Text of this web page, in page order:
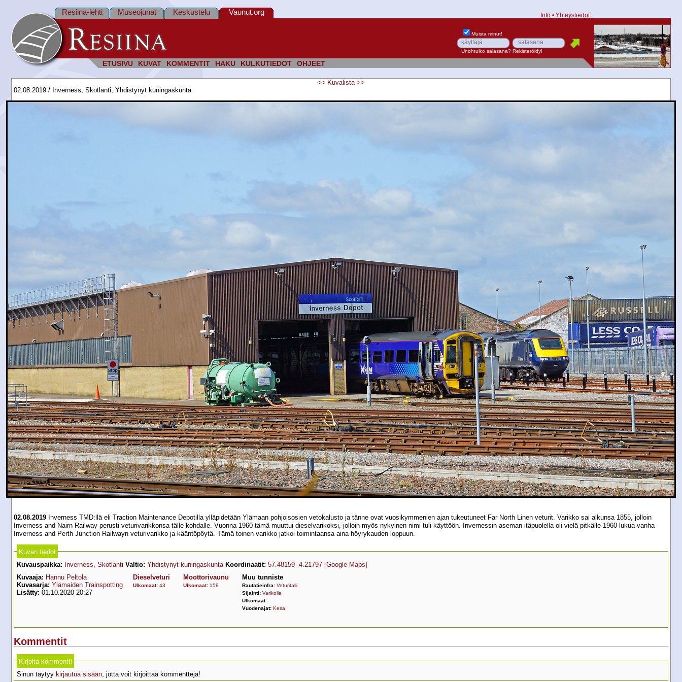
ETUSIVU KUVAT KOMMENTIT HAKU KULKUTIEDOT OHJEET
Resiina-lehti Museojunat Keskustelu Vaunut.org Info • Yhteystiedot
Muista minut!
Unohtuiko salasana? Rekisteröidy!
<< Kuvalista >>
02.08.2019 / Inverness, Skotlanti, Yhdistynyt kuningaskunta
02.08.2019 Inverness TMD:llä eli Traction Maintenance Depotilla ylläpidetään Ylämaan pohjoisosien vetokalusto ja tänne ovat vuosikymmenien ajan tukeutuneet Far North Linen veturit. Varikko sai alkunsa 1855, jolloin
Inverness and Nairn Railway perusti veturivarikkonsa tälle kohdalle. Vuonna 1960 tämä muuttui dieselvarikoksi, jolloin myös nykyinen nimi tuli käyttöön. Invernessin aseman itäpuolella oli vielä pitkälle 1960-lukua vanha
Inverness and Perth Junction Railwayn veturivarikko ja kääntöpöytä. Tämä toinen varikko jatkoi toimintaansa aina höyrykauden loppuun.
Kuvan tiedot
Kuvauspaikka: Inverness, Skotlanti Valtio: Yhdistynyt kuningaskunta Koordinaatit: 57.48159 -4.21797 [Google Maps]
Kuvaaja: Hannu Peltola
Kuvasarja: Ylämaiden Trainspotting
Lisätty: 01.10.2020 20:27
Dieselveturi
Ulkomaat: 43
Moottorivaunu
Ulkomaat: 158
Muu tunniste
Rautatieinfra: Veturitalli
Sijainti: Varikolla
Ulkomaat
Vuodenajat: Kesä
Kommentit
Kirjoita kommentti
Sinun täytyy kirjautua sisään , jotta voit kirjoittaa kommentteja!